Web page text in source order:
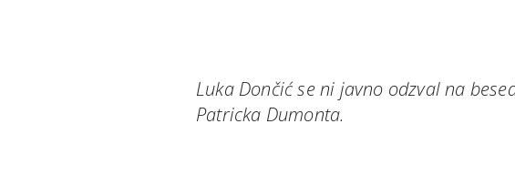
Luka Dončić se ni javno odzval na
Patricka Dumonta.